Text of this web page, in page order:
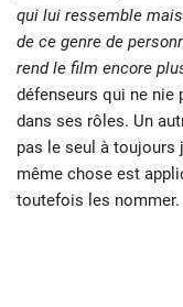
qui lui ressemble
de ce genre de
rend le film encore
défenseurs qui ne nie
dans ses rôles. Un
pas le seul à toujours
même chose est
toutefois les nommer.